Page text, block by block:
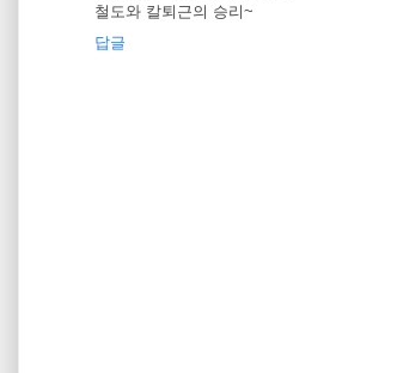
철도와 칼퇴근의 승리~
답글